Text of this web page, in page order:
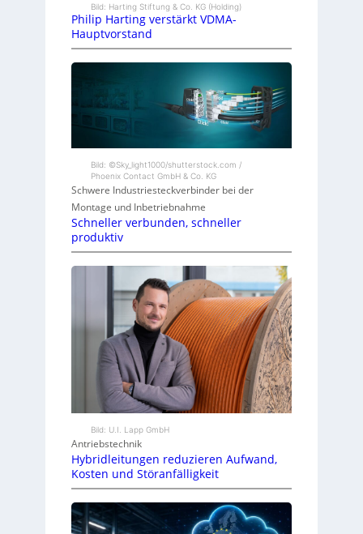
Bild: Harting Stiftung & Co. KG (Holding)
Philip Harting verstärkt VDMA-
Hauptvorstand
Bild: ©Sky_light1000/shutterstock.com /
Phoenix Contact GmbH & Co. KG
Schwere Industriesteckverbinder bei der
Montage und Inbetriebnahme
Schneller verbunden, schneller
produktiv
Bild: U.I. Lapp GmbH
Antriebstechnik
Hybridleitungen reduzieren Aufwand,
Kosten und Störanfälligkeit